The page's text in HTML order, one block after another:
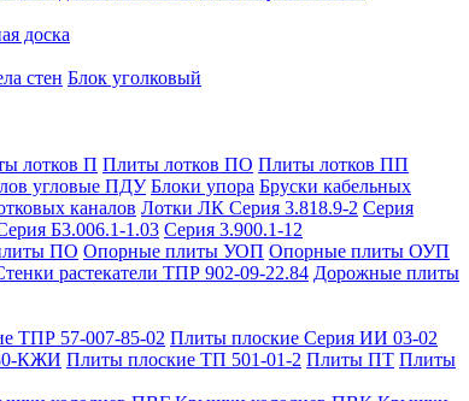
доска
стен Блок уголковый
лотков П Плиты лотков ПО Плиты лотков ПП
угловые ПДУ Блоки упора Бруски кабельных
каналов Лотки ЛК Серия 3.818.9-2 Серия
Б3.006.1-1.03 Серия 3.900.1-12
ПО Опорные плиты УОП Опорные плиты ОУП
растекатели ТПР 902-09-22.84 Дорожные плиты
ТПР 57-007-85-02 Плиты плоские Серия ИИ 03-02
КЖИ Плиты плоские ТП 501-01-2 Плиты ПТ Плиты